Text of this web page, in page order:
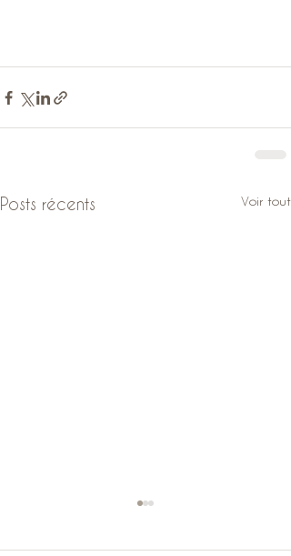
Posts récents Voir tout